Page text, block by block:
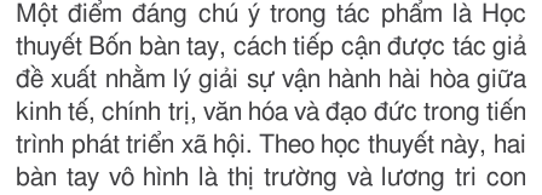
Một điểm đáng chú ý trong tác phẩm là Học
thuyết Bốn bàn tay, cách tiếp cận được tác giả
đề xuất nhằm lý giải sự vận hành hài hòa giữa
kinh tế, chính trị, văn hóa và đạo đức trong tiến
trình phát triển xã hội. Theo học thuyết này, hai
bàn tay vô hình là thị trường và lương tri con